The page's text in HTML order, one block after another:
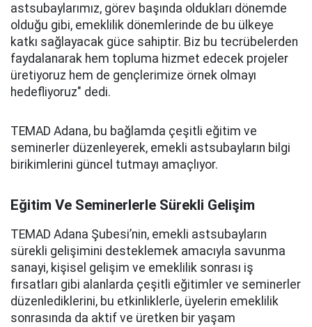
astsubaylarımız, görev başında oldukları dönemde
olduğu gibi, emeklilik dönemlerinde de bu ülkeye
katkı sağlayacak güce sahiptir. Biz bu tecrübelerden
faydalanarak hem topluma hizmet edecek projeler
üretiyoruz hem de gençlerimize örnek olmayı
hedefliyoruz" dedi.
TEMAD Adana, bu bağlamda çeşitli eğitim ve
seminerler düzenleyerek, emekli astsubayların bilgi
birikimlerini güncel tutmayı amaçlıyor.
Eğitim Ve Seminerlerle Sürekli Gelişim
TEMAD Adana Şubesi’nin, emekli astsubayların
sürekli gelişimini desteklemek amacıyla savunma
sanayi, kişisel gelişim ve emeklilik sonrası iş
fırsatları gibi alanlarda çeşitli eğitimler ve seminerler
düzenlediklerini, bu etkinliklerle, üyelerin emeklilik
sonrasında da aktif ve üretken bir yaşam